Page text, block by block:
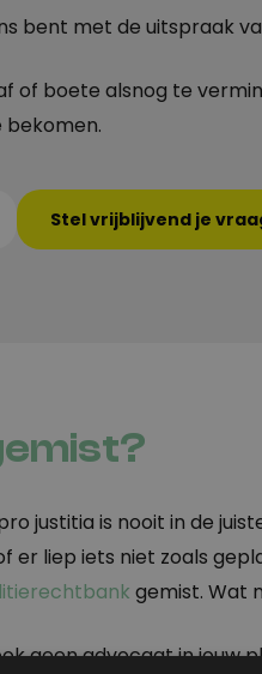
bent met de uitspraak
of boete alsnog te
bekomen.
Stel vrijblijvend je
justitia is nooit in de
liep iets niet zoals
gemist. Wat
geen advocaat in jouw